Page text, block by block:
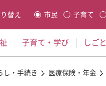
替え
用者の切替が発生します
市民 子育て
子育て・学び しごと
し・手続き 医療保険・年金